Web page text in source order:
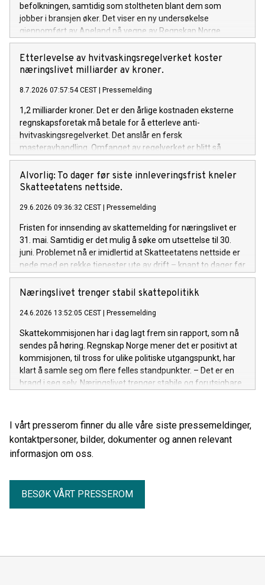
befolkningen, samtidig som stoltheten blant dem som
jobber i bransjen øker. Det viser en ny undersøkelse
gjennomført av Apeland på vegne av Regnskap Norge.
Etterlevelse av hvitvaskingsregelverket koster
næringslivet milliarder av kroner.
8.7.2026 07:57:54 CEST | Pressemelding
1,2 milliarder kroner. Det er den årlige kostnaden eksterne
regnskapsforetak må betale for å etterleve anti-
hvitvaskingsregelverket. Det anslår en fersk
masteravhandling. Omfanget av regelverket er blitt så
krevende at det er på overtid å se på forenklingsmuligheter,
mener Rune Aale-Hansen, administrerende direktør i
Regnskap Norge.
Alvorlig: To dager før siste innleveringsfrist kneler
Skatteetatens nettside.
29.6.2026 09:36:32 CEST | Pressemelding
Fristen for innsending av skattemelding for næringslivet er
31. mai. Samtidig er det mulig å søke om utsettelse til 30.
juni. Problemet nå er imidlertid at Skatteetatens nettside er
nede med en rekke tjenester ute av drift – knapt to dager før
den utsatte fristen. - Dette er ugreit. Den siste tiden har vært
krevende for næringslivet i forbindelse med omlegging fra
ytterligere usikkerhet og heft rett før siste frist, sier Rune
Næringslivet trenger stabil skattepolitikk
24.6.2026 13:52:05 CEST | Pressemelding
Skattekommisjonen har i dag lagt frem sin rapport, som nå
sendes på høring. Regnskap Norge mener det er positivt at
kommisjonen, til tross for ulike politiske utgangspunkt, har
klart å samle seg om flere felles standpunkter. – Det er en
bragd i seg selv. Næringslivet trenger stabile og forutsigbare
Regnskap Norge.
I vårt presserom finner du alle våre siste pressemeldinger,
kontaktpersoner, bilder, dokumenter og annen relevant
informasjon om oss.
BESØK VÅRT PRESSEROM